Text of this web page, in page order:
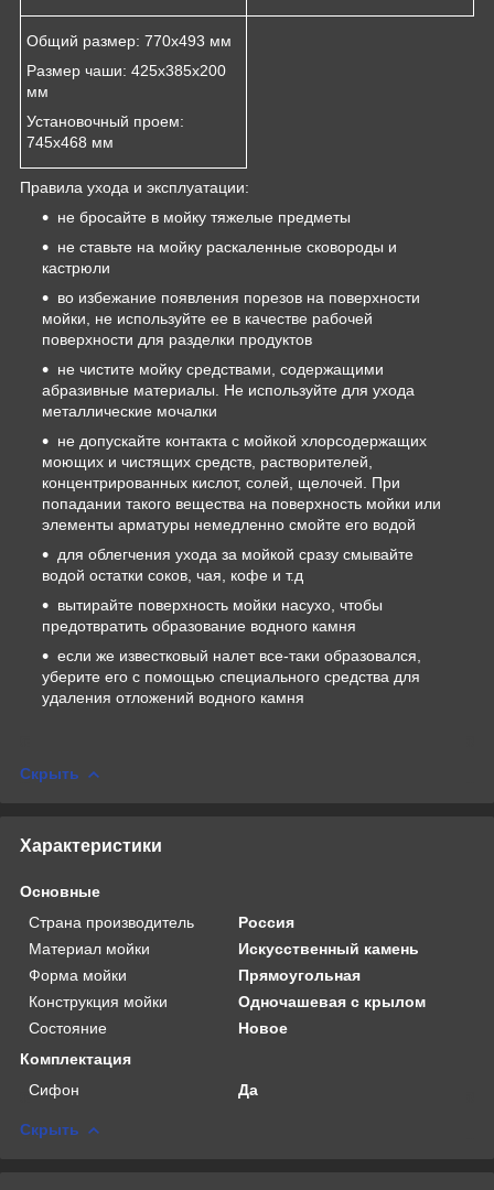
Общий размер: 770х493 мм
Размер чаши: 425х385х200
мм
Установочный проем:
745х468 мм
Правила ухода и эксплуатации:
не бросайте в мойку тяжелые предметы
не ставьте на мойку раскаленные сковороды и
кастрюли
во избежание появления порезов на поверхности
мойки, не используйте ее в качестве рабочей
поверхности для разделки продуктов
не чистите мойку средствами, содержащими
абразивные материалы. Не используйте для ухода
металлические мочалки
не допускайте контакта с мойкой хлорсодержащих
моющих и чистящих средств, растворителей,
концентрированных кислот, солей, щелочей. При
попадании такого вещества на поверхность мойки или
элементы арматуры немедленно смойте его водой
для облегчения ухода за мойкой сразу смывайте
водой остатки соков, чая, кофе и т.д
вытирайте поверхность мойки насухо, чтобы
предотвратить образование водного камня
если же известковый налет все-таки образовался,
уберите его с помощью специального средства для
удаления отложений водного камня
Скрыть
Характеристики
Основные
Страна производитель
Россия
Материал мойки
Искусственный камень
Форма мойки
Прямоугольная
Конструкция мойки
Одночашевая с крылом
Состояние
Новое
Комплектация
Сифон
Да
Скрыть